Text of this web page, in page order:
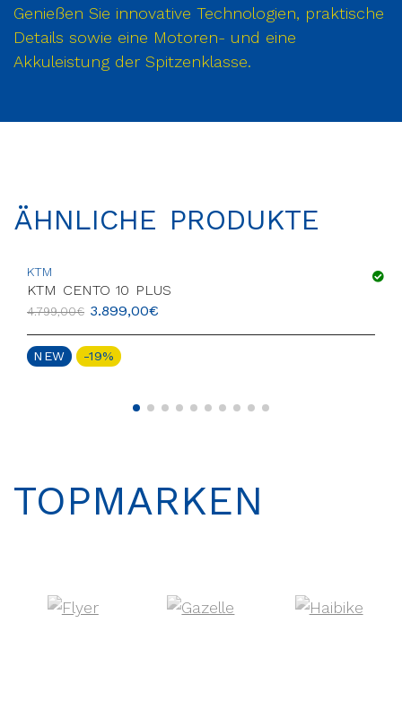
Genießen Sie innovative Technologien, praktische
Details sowie eine Motoren- und eine
Akkuleistung der Spitzenklasse.
ÄHNLICHE PRODUKTE
KTM
KTM CENTO 10 PLUS
4.799,00€ 3.899,00€
NEW -19%
TOPMARKEN